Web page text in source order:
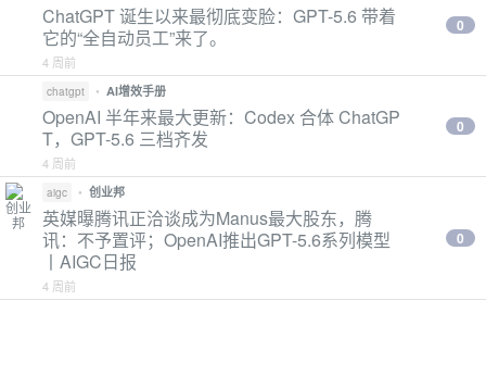
ChatGPT 诞生以来最彻底变脸：GPT-5.6 带着
它的“全自动员工”来了。
4 周前
0
chatgpt • AI增效手册
OpenAI 半年来最大更新：Codex 合体 ChatGP
T，GPT-5.6 三档齐发
4 周前
0
aigc • 创业邦
英媒曝腾讯正洽谈成为Manus最大股东，腾
讯：不予置评；OpenAI推出GPT-5.6系列模型
丨AIGC日报
4 周前
0